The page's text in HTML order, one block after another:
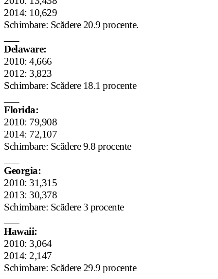
2014: 10,629
Schimbare: Scădere 20.9 procente.
Delaware:
2010: 4,666
2012: 3,823
Schimbare: Scădere 18.1 procente
Florida:
2010: 79,908
2014: 72,107
Schimbare: Scădere 9.8 procente
Georgia:
2010: 31,315
2013: 30,378
Schimbare: Scădere 3 procente
Hawaii:
2010: 3,064
2014: 2,147
Schimbare: Scădere 29.9 procente